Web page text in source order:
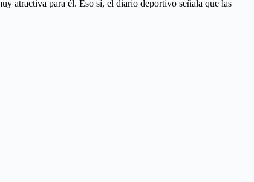
atractiva para él. Eso sí, el diario deportivo señala que las